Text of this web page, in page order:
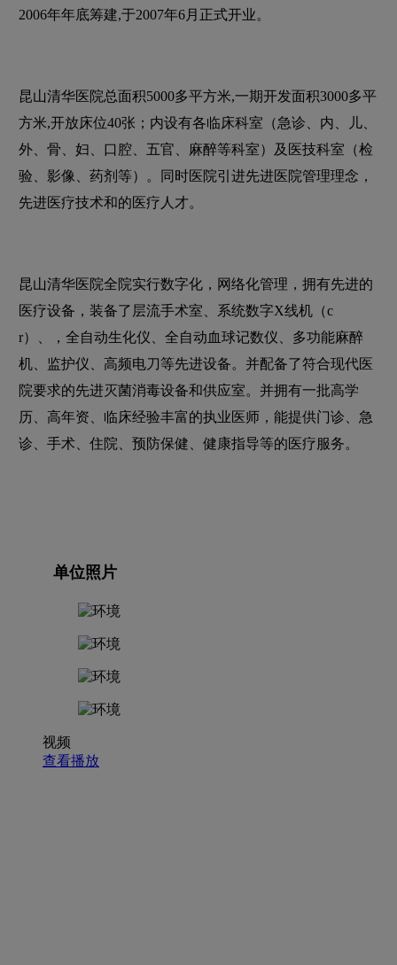
2006年年底筹建,于2007年6月正式开业。
昆山清华医院总面积5000多平方米,一期开发面积3000多平
方米,开放床位40张；内设有各临床科室（急诊、内、儿、
外、骨、妇、口腔、五官、麻醉等科室）及医技科室（检
验、影像、药剂等）。同时医院引进先进医院管理理念，
先进医疗技术和的医疗人才。
昆山清华医院全院实行数字化，网络化管理，拥有先进的
医疗设备，装备了层流手术室、系统数字X线机（c
r）、，全自动生化仪、全自动血球记数仪、多功能麻醉
机、监护仪、高频电刀等先进设备。并配备了符合现代医
院要求的先进灭菌消毒设备和供应室。并拥有一批高学
历、高年资、临床经验丰富的执业医师，能提供门诊、急
诊、手术、住院、预防保健、健康指导等的医疗服务。
单位照片
视频
查看播放